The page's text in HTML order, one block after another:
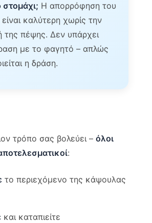
στομάχι; Η απορρόφηση του
καλύτερη χωρίς την
της πέψης. Δεν υπάρχει
με το φαγητό – απλώς
η δράση.
τρόπο σας βολεύει –όλοι
:
το περιεχόμενο της κάψουλας
και καταπιείτε